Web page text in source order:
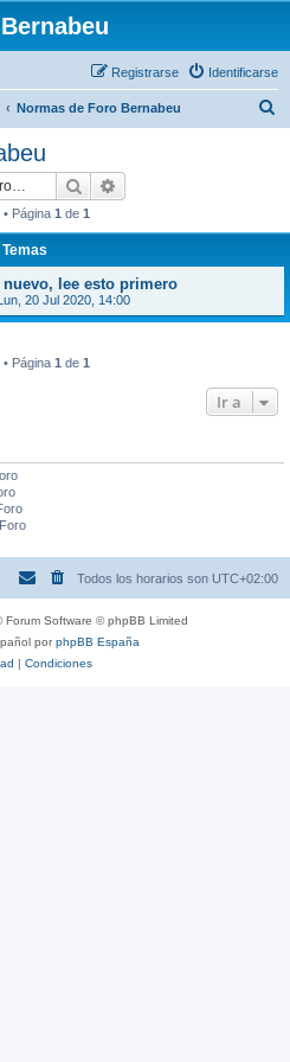
Identificarse
Registrarse
Normas de Foro Bernabeu
Buscar
• Página 1 de 1
Temas
lee esto primero
20 Jul 2020, 14:00
• Página 1 de 1
Ir a
Todos los horarios son UTC+02:00
Forum Software © phpBB Limited
porphpBB España
| Condiciones